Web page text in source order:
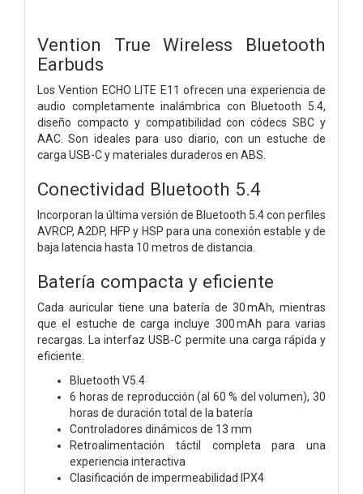
Vention True Wireless Bluetooth
Earbuds
Los Vention ECHO LITE E11 ofrecen una experiencia de
audio completamente inalámbrica con Bluetooth 5.4,
diseño compacto y compatibilidad con códecs SBC y
AAC. Son ideales para uso diario, con un estuche de
carga USB-C y materiales duraderos en ABS.
Conectividad Bluetooth 5.4
Incorporan la última versión de Bluetooth 5.4 con perfiles
AVRCP, A2DP, HFP y HSP para una conexión estable y de
baja latencia hasta 10 metros de distancia.
Batería compacta y eficiente
Cada auricular tiene una batería de 30 mAh, mientras
que el estuche de carga incluye 300 mAh para varias
recargas. La interfaz USB-C permite una carga rápida y
eficiente.
Bluetooth V5.4
6 horas de reproducción (al 60 % del volumen), 30
horas de duración total de la batería
Controladores dinámicos de 13 mm
Retroalimentación táctil completa para una
experiencia interactiva
Clasificación de impermeabilidad IPX4